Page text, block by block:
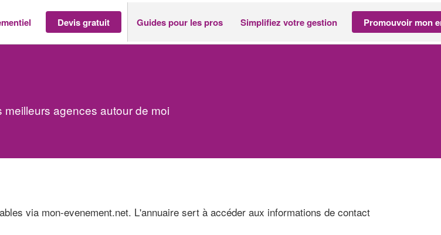
Devis gratuit Guides pour les pros Simplifiez votre gestion Promouvoir mon
agences autour de moi
via mon-evenement.net. L'annuaire sert à accéder aux informations de contact